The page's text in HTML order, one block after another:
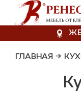
ГЛАВНАЯ →